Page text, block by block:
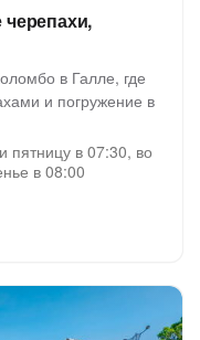
в Галле, где
и погружение в
пятницу в 07:30, во
в 08:00